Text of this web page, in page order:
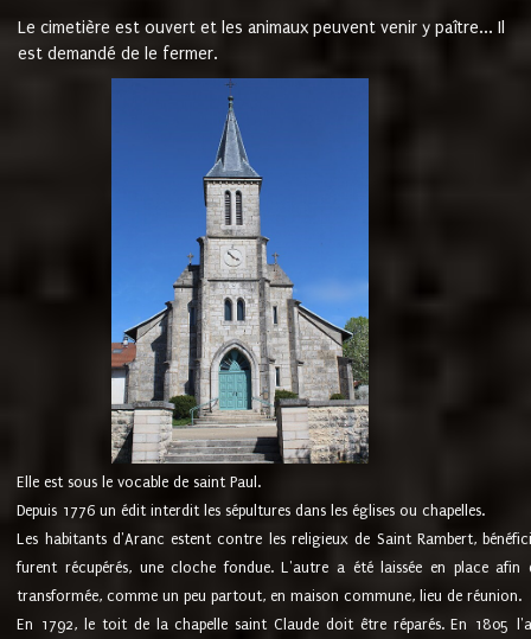
Le cimetière est ouvert et les animaux peuvent venir y paître... Il
est demandé de le fermer.
Elle est sous le vocable de saint Paul.
Depuis 1776 un édit interdit les sépultures dans les églises ou chapelles.
Les habitants d'Aranc estent contre les religieux de Saint Rambert,
furent récupérés, une cloche fondue. L'autre a été laissée en place
transformée, comme un peu partout, en maison commune, lieu de réunion.
En 1792, le toit de la chapelle saint Claude doit être réparés. En 1805